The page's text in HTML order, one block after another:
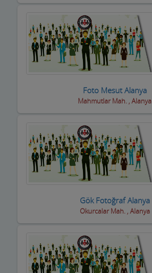
Moda Evleri ve Gelinlik
Motorsiklet Firmaları
Muhasebeciler SMMM
Müzik Aletleri ve kursları
Öğrenci Yurtları
Okullar
Optik / Gözlük Firmaları
Organizasyon Hizmetleri
Organize Sanayi Bölgesi firmaları
Otel Ekipmanları
Oto Aksesuar Firmaları
Foto Mesut Alanya
Mahmutlar Mah. , Alanya
Gök Fotoğraf Alanya
Okurcalar Mah. , Alanya